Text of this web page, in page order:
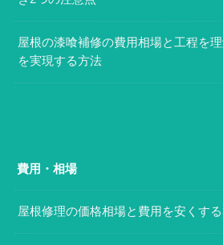
屋根の漆喰補修の費用相場と工程を
を実現する方法
費用・相場
屋根修理の価格相場と費用を安くす